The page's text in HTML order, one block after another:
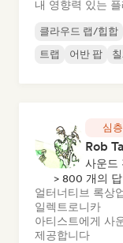
내 영향력 있는
클라우드 랩/힙합
트랩
어반 팝
심
Rob
사운드
> 800 개의
얼터너티브 록상
일렉트로니카
아티스트에게 사
제공합니다